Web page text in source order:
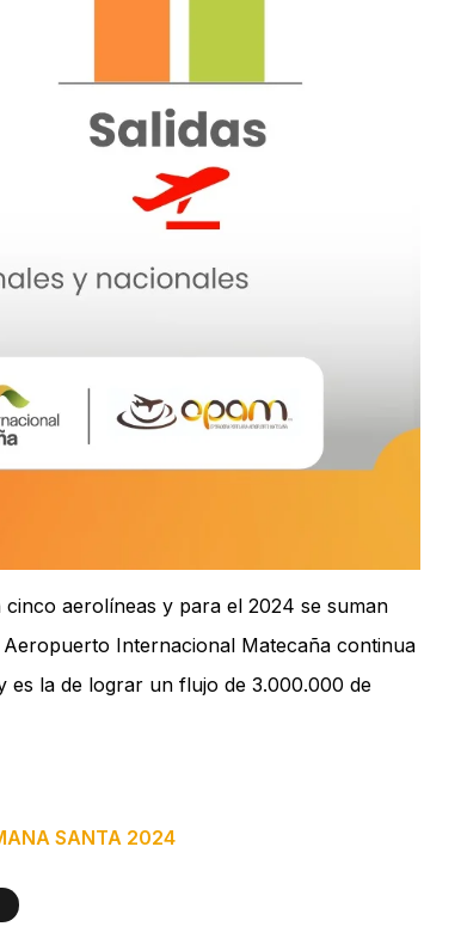
aerolíneas y para el 2024 se suman
Internacional Matecaña continua
es la de lograr un flujo de 3.000.000 de
SANTA 2024